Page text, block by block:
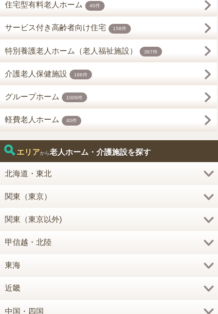
住宅型有料老人ホーム 40件
サービス付き高齢者向け住宅 158件
特別養護老人ホーム（老人福祉施設） 367件
介護老人保健施設 186件
グループホーム 1009件
軽費老人ホーム 40件
エリアから老人ホーム・介護施設を探す
北海道・東北
関東（東京）
関東（東京以外)
甲信越・北陸
東海
近畿
中国・四国